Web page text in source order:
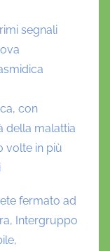
segnali
con
della malattia
volte in più
fermato ad
Intergruppo